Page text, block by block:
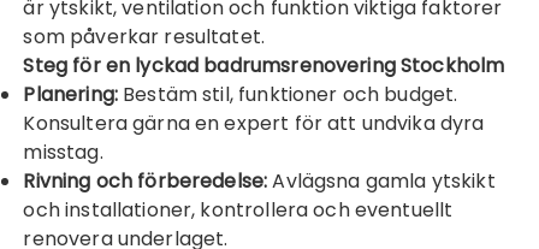
är ytskikt, ventilation och funktion viktiga faktorer
som påverkar resultatet.
Steg för en lyckad badrumsrenovering Stockholm
Planering:Bestäm stil, funktioner och budget.
Konsultera gärna en expert för att undvika dyra
misstag.
Rivning och förberedelse:Avlägsna gamla ytskikt
och installationer, kontrollera och eventuellt
renovera underlaget.